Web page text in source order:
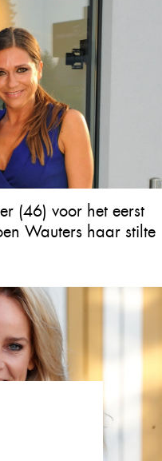
(46) voor het eerst
Wauters haar stilte